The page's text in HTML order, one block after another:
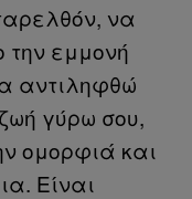
να
την εμμονή
αντιληφθώ
γύρω σου,
ομορφιά και
Είναι